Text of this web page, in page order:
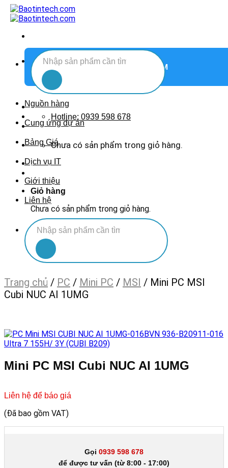
Chuyển
đến
Tìm
kiếm:
Hotline: 0939 598 678
Chưa có sản phẩm trong giỏ hàng.
Giỏ hàng
Chưa có sản phẩm trong giỏ hàng.
DANH MỤC SẢN PHẨM
Nguồn hàng
Cung ứng dự án
Bảng Giá
Dịch vụ IT
Giới thiệu
Liên hệ
Tìm
kiếm:
Trang chủ / PC / Mini PC / MSI / Mini PC MSI
Cubi NUC AI 1UMG
Mini PC MSI Cubi NUC AI 1UMG
Liên hệ để báo giá
(Đã bao gồm VAT)
Gọi 0939 598 678
để được tư vấn (từ 8:00 - 17:00)